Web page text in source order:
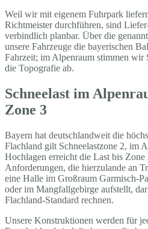
Weil wir mit eigenem Fuhrpark
Richtmeister durchführen, sind
verbindlich planbar. Über die
unsere Fahrzeuge die bayerischen
Fahrzeit; im Alpenraum stimmen wir
die Topografie ab.
Schneelast im
Zone 3
Bayern hat deutschlandweit die
Flachland gilt Schneelastzone 2, im
Hochlagen erreicht die Last bis Zone
Anforderungen, die hierzulande an
eine Halle im Großraum Garmisch-
oder im Mangfallgebirge aufstellt,
Flachland-Standard rechnen.
Unsere Konstruktionen werden für